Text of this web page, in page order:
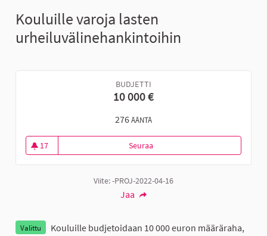
Kouluille varoja lasten
urheiluvälinehankintoihin
BUDJETTI
10 000 €
276ÄÄNTÄ
17
17 seuraajaa
SeuraaKouluille varoja lasten
Viite: -PROJ-2022-04-16
Jaa
Valittu
Kouluille budjetoidaan 10 000 euron määräraha,